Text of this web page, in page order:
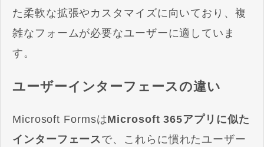
た柔軟な拡張やカスタマイズに向いており、複
雑なフォームが必要なユーザーに適していま
す。
ユーザーインターフェースの違い
Microsoft FormsはMicrosoft 365アプリに似た
インターフェースで、これらに慣れたユーザー